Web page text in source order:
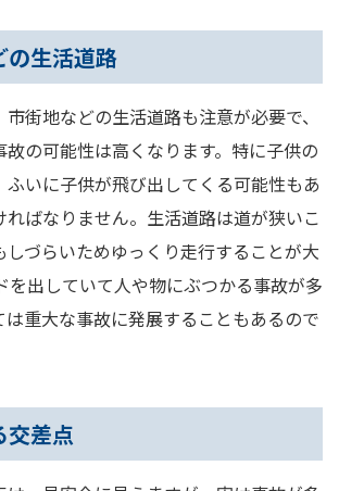
の生活道路
街地などの生活道路も注意が必要で、
の可能性は高くなります。特に子供の
ふいに子供が飛び出してくる可能性もあ
ればなりません。生活道路は道が狭いこ
しづらいためゆっくり走行することが大
を出していて人や物にぶつかる事故が多
は重大な事故に発展することもあるので
交差点